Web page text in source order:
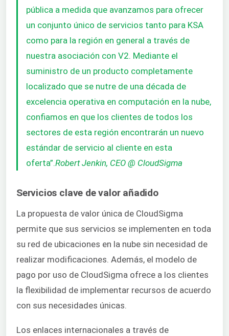
pública a medida que avanzamos para ofrecer
un conjunto único de servicios tanto para KSA
como para la región en general a través de
nuestra asociación con V2. Mediante el
suministro de un producto completamente
localizado que se nutre de una década de
excelencia operativa en computación en la nube,
confiamos en que los clientes de todos los
sectores de esta región encontrarán un nuevo
estándar de servicio al cliente en esta
oferta”.Robert Jenkin, CEO @ CloudSigma
Servicios clave de valor añadido
La propuesta de valor única de CloudSigma
permite que sus servicios se implementen en toda
su red de ubicaciones en la nube sin necesidad de
realizar modificaciones. Además, el modelo de
pago por uso de CloudSigma ofrece a los clientes
la flexibilidad de implementar recursos de acuerdo
con sus necesidades únicas.
Los enlaces internacionales a través de